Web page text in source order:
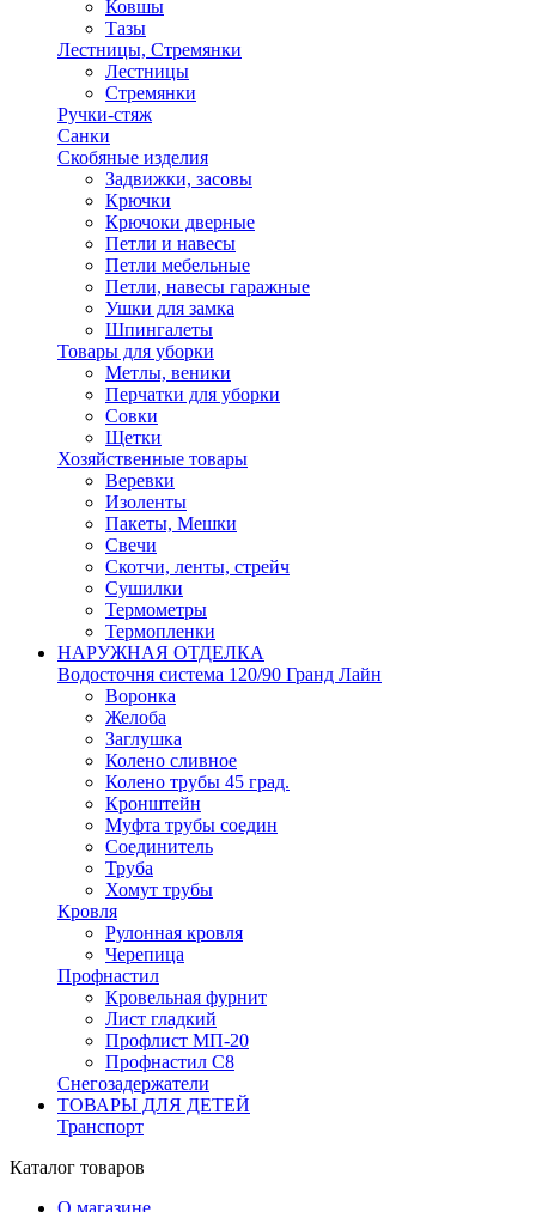
Ковшы
Тазы
Лестницы, Стремянки
Лестницы
Стремянки
Ручки-стяж
Санки
Скобяные изделия
Задвижки, засовы
Крючки
Крючоки дверные
Петли и навесы
Петли мебельные
Петли, навесы гаражные
Ушки для замка
Шпингалеты
Товары для уборки
Метлы, веники
Перчатки для уборки
Совки
Щетки
Хозяйственные товары
Веревки
Изоленты
Пакеты, Мешки
Свечи
Скотчи, ленты, стрейч
Сушилки
Термометры
Термопленки
НАРУЖНАЯ ОТДЕЛКА
Водосточня система 120/90 Гранд Лайн
Воронка
Желоба
Заглушка
Колено сливное
Колено трубы 45 град.
Кронштейн
Муфта трубы соедин
Соединитель
Труба
Хомут трубы
Кровля
Рулонная кровля
Черепица
Профнастил
Кровельная фурнит
Лист гладкий
Профлист МП-20
Профнастил С8
Снегозадержатели
ТОВАРЫ ДЛЯ ДЕТЕЙ
Транспорт
Каталог товаров
О магазине